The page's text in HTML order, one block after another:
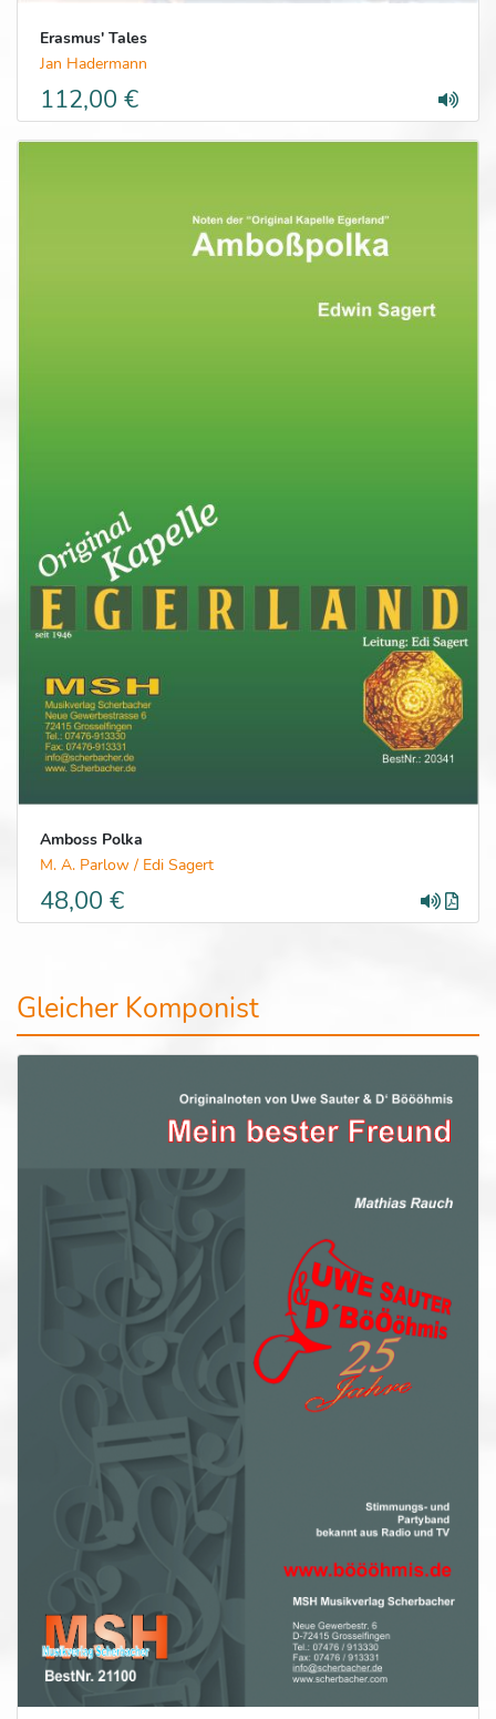
Erasmus' Tales
Jan Hadermann
112,00 €
Amboss Polka
M. A. Parlow / Edi Sagert
48,00 €
Gleicher Komponist